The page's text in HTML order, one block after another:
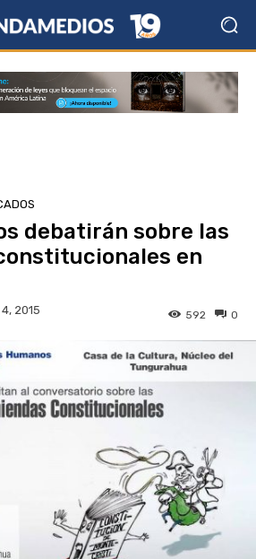
debatirán sobre las
en
2015 0
592